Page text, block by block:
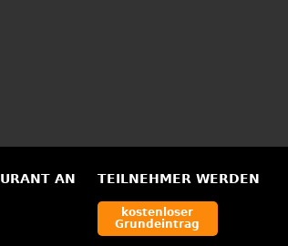
AN TEILNEHMER WERDEN
kostenloser
Grundeintrag